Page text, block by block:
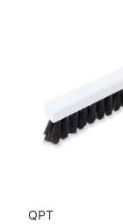
QPT